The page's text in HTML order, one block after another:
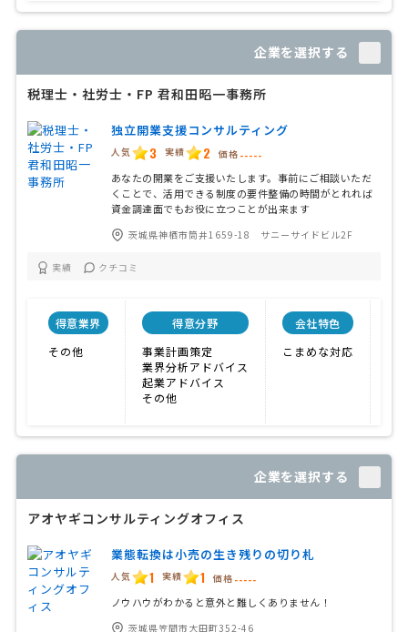
企業を選択する
税理士・社労士・FP 君和田昭一事務所
独立開業支援コンサルティング
人気 3 実績 2 価格 -----
あなたの開業をご支援いたします。事前にご相談いただ
くことで、活用できる制度の要件整備の時間がとれれば
資金調達面でもお役に立つことが出来ます
茨城県神栖市筒井1659-18 サニーサイドビル2F
実績 クチコミ
得意業界
その他
得意分野
事業計画策定
業界分析アドバイス
起業アドバイス
その他
会社特色
こまめな対応
企業を選択する
アオヤギコンサルティングオフィス
業態転換は小売の生き残りの切り札
人気 1 実績 1 価格 -----
ノウハウがわかると意外と難しくありません！
茨城県笠間市大田町352-46